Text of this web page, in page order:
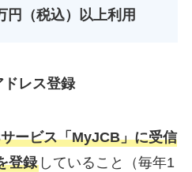
円（税込）以上利用
レス登録
ービス「MyJCB」に受信
登録していること（毎年1